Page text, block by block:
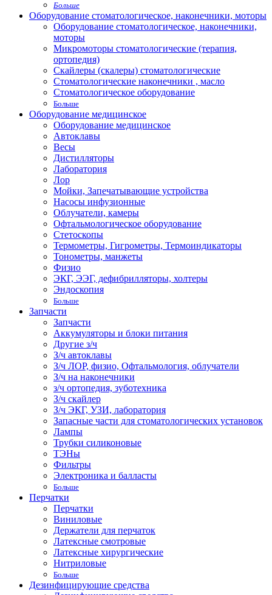
Больше
Оборудование стоматологическое, наконечники, моторы
Оборудование стоматологическое, наконечники,
моторы
Микромоторы стоматологические (терапия,
ортопедия)
Скайлеры (скалеры) стоматологические
Стоматологические наконечники , масло
Стоматологическое оборудование
Больше
Оборудование медицинское
Оборудование медицинское
Автоклавы
Весы
Дистилляторы
Лаборатория
Лор
Мойки, Запечатывающие устройства
Насосы инфузионные
Облучатели, камеры
Офтальмологическое оборудование
Стетоскопы
Термометры, Гигрометры, Термоиндикаторы
Тонометры, манжеты
Физио
ЭКГ, ЭЭГ, дефибрилляторы, холтеры
Эндоскопия
Больше
Запчасти
Запчасти
Аккумуляторы и блоки питания
Другие з/ч
З/ч автоклавы
З/ч ЛОР, физио, Офтальмология, облучатели
З/ч на наконечники
з/ч ортопедия, зуботехника
З/ч скайлер
З/ч ЭКГ, УЗИ, лаборатория
Запасные части для стоматологических установок
Лампы
Трубки силиконовые
ТЭНы
Фильтры
Электроника и балласты
Больше
Перчатки
Перчатки
Виниловые
Держатели для перчаток
Латексные смотровые
Латексные хирургические
Нитриловые
Больше
Дезинфицирующие средства